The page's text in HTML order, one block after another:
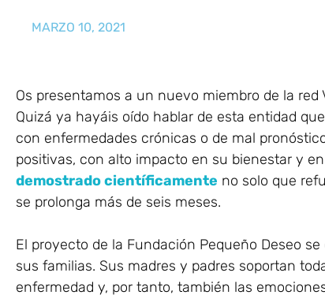
MARZO 10, 2021
Os presentamos a un nuevo miembro de la red
Quizá ya hayáis oído hablar de esta entidad
con enfermedades crónicas o de mal
positivas, con alto impacto en su bienestar y
demostrado científicamente no solo que
se prolonga más de seis meses.
El proyecto de la Fundación Pequeño Deseo
sus familias. Sus madres y padres soportan
enfermedad y, por tanto, también las